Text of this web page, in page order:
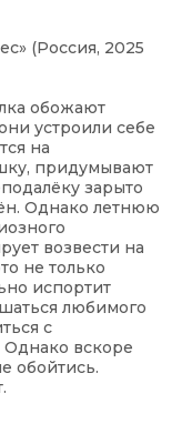
(Россия, 2025
обожают
устроили себе
на
придумывают
зарыто
Однако летнюю
возвести на
не только
испортит
любимого
с
вскоре
обойтись.